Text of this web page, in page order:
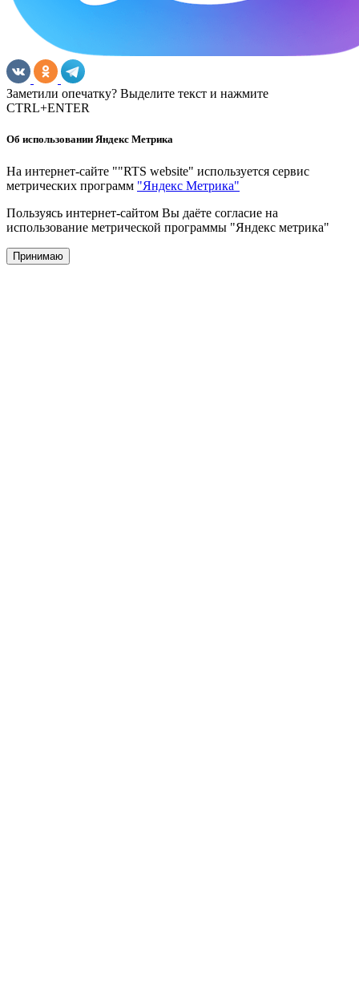
Заметили опечатку? Выделите текст и нажмите
CTRL+ENTER
Об использовании Яндекс Метрика
На интернет-сайте ""RTS website" используется сервис
метрических программ "Яндекс Метрика"
Пользуясь интернет-сайтом Вы даёте согласие на
использование метрической программы "Яндекс метрика"
Принимаю